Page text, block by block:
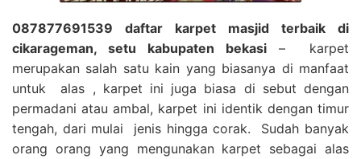
087877691539 daftar karpet masjid terbaik di
cikarageman, setu kabupaten bekasi – karpet
merupakan salah satu kain yang biasanya di manfaat
untuk alas , karpet ini juga biasa di sebut dengan
permadani atau ambal, karpet ini identik dengan timur
tengah, dari mulai jenis hingga corak. Sudah banyak
orang orang yang mengunakan karpet sebagai alas